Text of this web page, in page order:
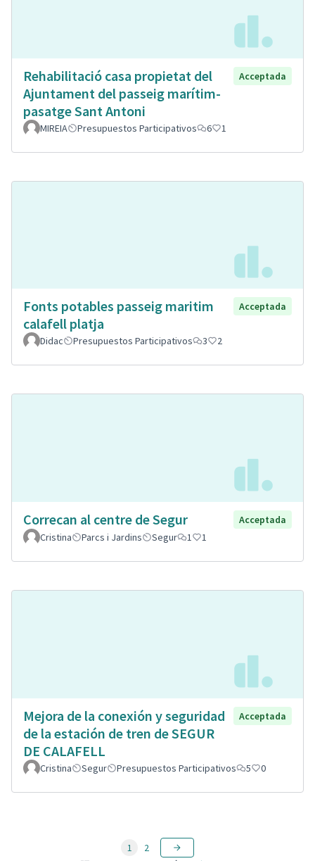
Rehabilitació casa propietat del
Ajuntament del passeig marítim-
pasatge Sant Antoni
Acceptada
MIREIA Presupuestos Participativos 6 1
Fonts potables passeig maritim
calafell platja
Acceptada
Didac Presupuestos Participativos 3 2
Correcan al centre de Segur
Acceptada
Cristina
Parcs i Jardins Segur 1 1
Mejora de la conexión y seguridad
de la estación de tren de SEGUR
DE CALAFELL
Acceptada
Cristina Segur Presupuestos Participativos 5 0
1 2